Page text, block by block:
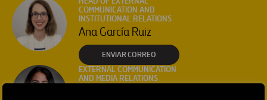
COMMUNICATION AND
INSTITUTIONAL RELATIONS
Ana García Ruiz
ENVIAR CORREO
EXTERNAL COMMUNICATION
AND MEDIA RELATIONS